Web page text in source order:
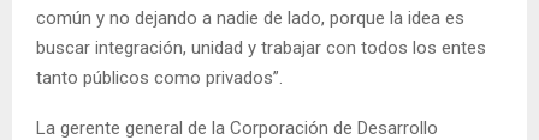
común y no dejando a nadie de lado, porque la idea es
buscar integración, unidad y trabajar con todos los entes
tanto públicos como privados”.
La gerente general de la Corporación de Desarrollo